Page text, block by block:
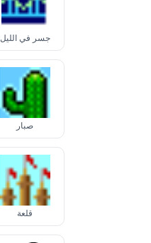
جسر في الليل
صبار
قلعة